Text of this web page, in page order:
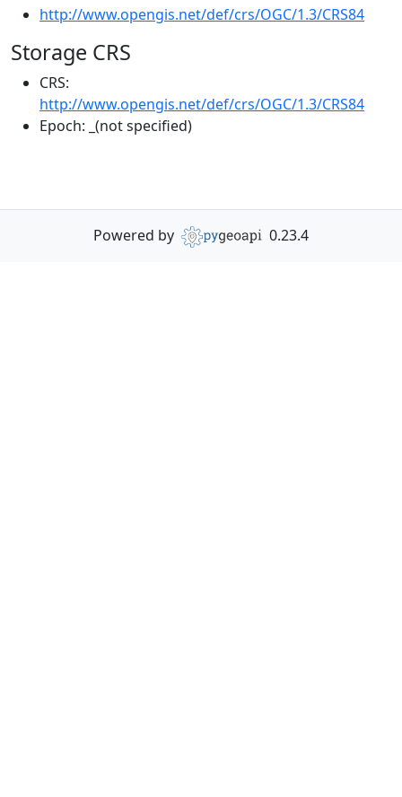
http://www.opengis.net/def/crs/OGC/1.3/CRS84
Storage CRS
CRS:
http://www.opengis.net/def/crs/OGC/1.3/CRS84
Epoch: _(not specified)
Powered by 0.23.4